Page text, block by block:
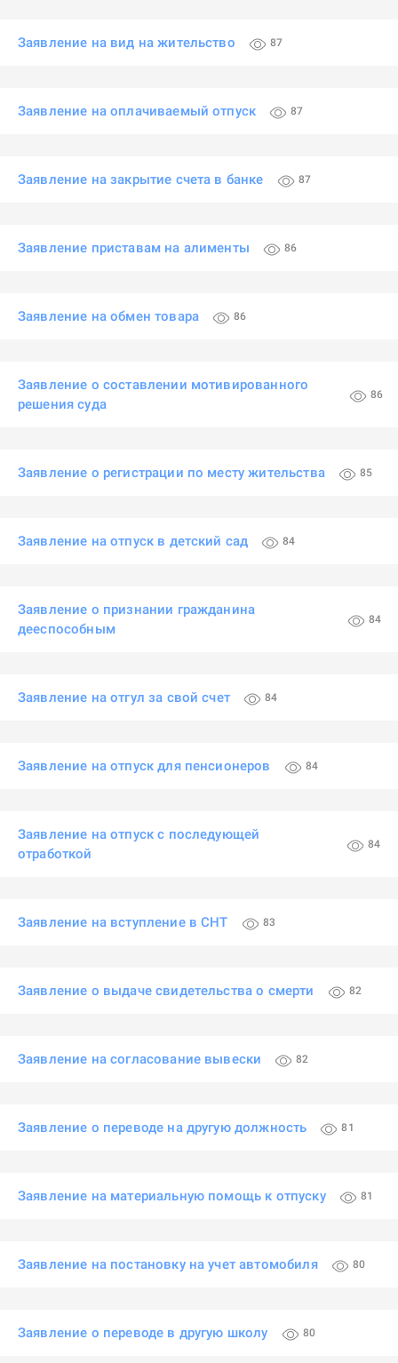
Заявление на вид на жительство 87
Заявление на оплачиваемый отпуск 87
Заявление на закрытие счета в банке 87
Заявление приставам на алименты 86
Заявление на обмен товара 86
Заявление о составлении мотивированного
решения суда
86
Заявление о регистрации по месту жительства 85
Заявление на отпуск в детский сад 84
Заявление о признании гражданина
дееспособным
84
Заявление на отгул за свой счет 84
Заявление на отпуск для пенсионеров 84
Заявление на отпуск с последующей
отработкой
84
Заявление на вступление в СНТ 83
Заявление о выдаче свидетельства о смерти 82
Заявление на согласование вывески 82
Заявление о переводе на другую должность 81
Заявление на материальную помощь к отпуску 81
Заявление на постановку на учет автомобиля 80
Заявление о переводе в другую школу 80